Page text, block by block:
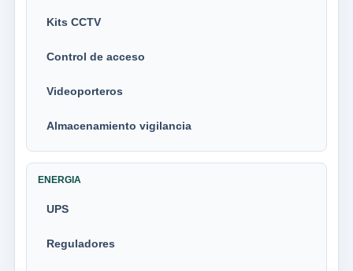
Kits CCTV
Control de acceso
Videoporteros
Almacenamiento vigilancia
ENERGIA
UPS
Reguladores